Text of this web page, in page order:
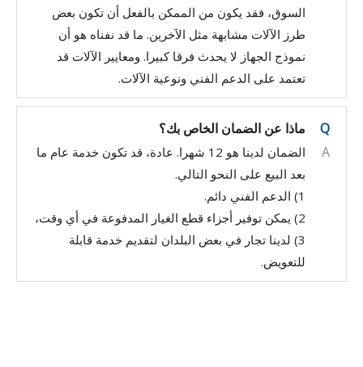
السوق، فقد يكون من الممكن بالفعل أن تكون بعض
طرز الآلات مشابهة مثل الآخرين. ما قد نفناه هو أن
نموذج الجهاز لا يحدث فرقا كبيرا. ومعايير الآلات قد
تعتمد على الدعم الفني ونوعية الآلات.
Q
ماذا عن الضمان الخاص بك؟
A
الضمان لدينا هو 12 شهرا. عادة، قد تكون خدمة عام ما
بعد البيع على النحو التالي.
1) الدعم الفني دائم.
2) يمكن توفير أجزاء قطع الغيار المدفوعة في أي وقت،
3) لدينا تجار في بعض البلدان لتقديم خدمة قابلة
للتعويض.